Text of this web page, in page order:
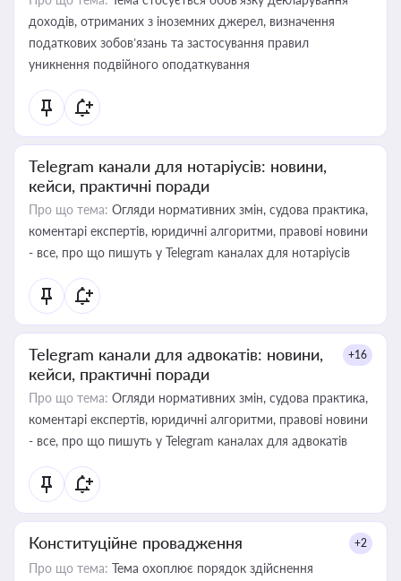
доходів, отриманих з іноземних джерел, визначення
податкових зобов’язань та застосування правил
уникнення подвійного оподаткування
Telegram канали для нотаріусів: новини,
кейси, практичні поради
Про що тема: Огляди нормативних змін, судова практика,
коментарі експертів, юридичні алгоритми, правові новини
- все, про що пишуть у Telegram каналах для нотаріусів
Telegram канали для адвокатів: новини,
кейси, практичні поради
+16
Про що тема: Огляди нормативних змін, судова практика,
коментарі експертів, юридичні алгоритми, правові новини
- все, про що пишуть у Telegram каналах для адвокатів
Конституційне провадження +2
Про що тема: Тема охоплює порядок здійснення